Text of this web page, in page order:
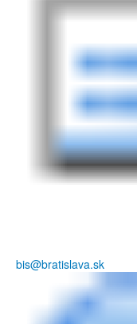
bis@bratislava.sk